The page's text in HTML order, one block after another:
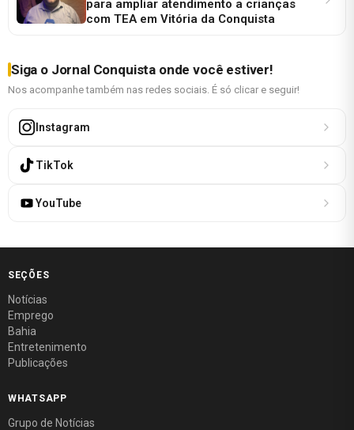
para ampliar atendimento a crianças
com TEA em Vitória da Conquista
Siga o Jornal Conquista onde você estiver!
Nos acompanhe também nas redes sociais. É só clicar e seguir!
Instagram
TikTok
YouTube
SEÇÕES
Notícias
Emprego
Bahia
Entretenimento
Publicações
WHATSAPP
Grupo de Notícias